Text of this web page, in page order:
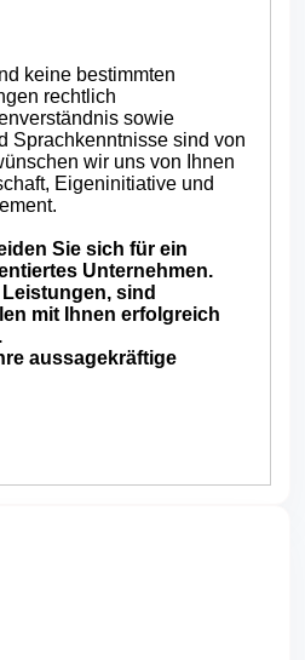
keine bestimmten
rechtlich
sowie
Sprachkenntnisse sind von
wir uns von Ihnen
Eigeninitiative und
Sie sich für ein
Unternehmen.
sind
mit Ihnen erfolgreich
aussagekräftige